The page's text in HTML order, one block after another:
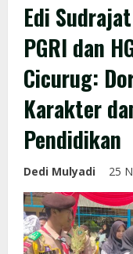
Edi
PGRI dan
Cicurug:
Karakter
Pendidikan
Dedi Mulyadi 25